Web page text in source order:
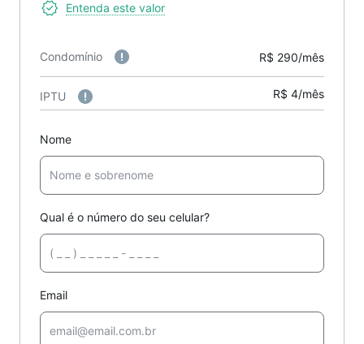
Entenda este valor
Condomínio R$ 290/mês
IPTU R$ 4/mês
Nome
Qual é o número do seu celular?
Email